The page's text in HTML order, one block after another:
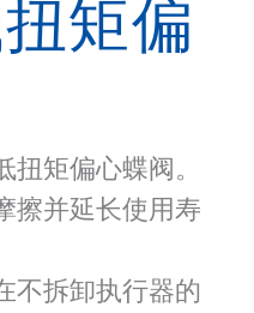
矩偏
矩偏心蝶阀。
擦并延长使用寿
不拆卸执行器的